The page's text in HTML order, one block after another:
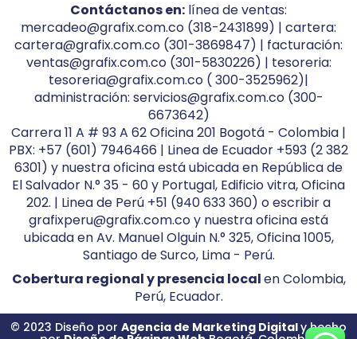
Contáctanos en: línea de ventas:
mercadeo@grafix.com.co (318-2431899) | cartera:
cartera@grafix.com.co (301-3869847) | facturación:
ventas@grafix.com.co (301-5830226) | tesoreria:
tesoreria@grafix.com.co ( 300-3525962)|
administración: servicios@grafix.com.co (300-
6673642)
Carrera 11 A # 93 A 62 Oficina 201 Bogotá - Colombia |
PBX: +57 (601) 7946466 | Linea de Ecuador +593 (2 382
6301) y nuestra oficina está ubicada en República de
El Salvador N.° 35 - 60 y Portugal, Edificio vitra, Oficina
202. | Linea de Perú +51 (940 633 360) o escribir a
grafixperu@grafix.com.co y nuestra oficina está
ubicada en Av. Manuel Olguin N.° 325, Oficina 1005,
Santiago de Surco, Lima - Perú.
Cobertura regional y presencia localen Colombia,
Perú, Ecuador.
© 2023 Diseño por Agencia de Marketing Digitaly hecho